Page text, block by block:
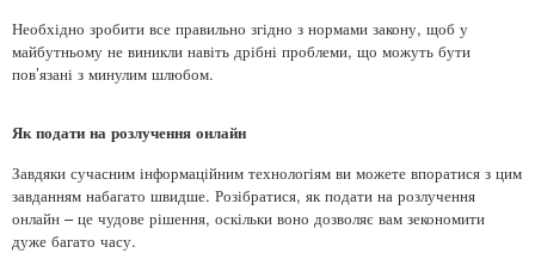
Необхідно зробити все правильно згідно з нормами закону, щоб у
майбутньому не виникли навіть дрібні проблеми, що можуть бути
пов’язані з минулим шлюбом.
Як подати на розлучення онлайн
Завдяки сучасним інформаційним технологіям ви можете впоратися з цим
завданням набагато швидше. Розібратися, як подати на розлучення
онлайн – це чудове рішення, оскільки воно дозволяє вам зекономити
дуже багато часу.